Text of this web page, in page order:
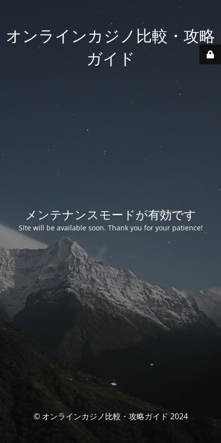
オンラインカジノ比較・攻略
ガイド
メンテナンスモードが有効です
Site will be available soon. Thank you for your patience!
© オンラインカジノ比較・攻略ガイド 2024